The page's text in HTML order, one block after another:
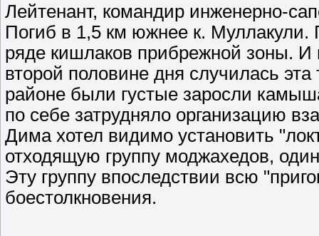
Лейтенант, командир инженерно-
Погиб в 1,5 км южнее к. Муллакули.
ряде кишлаков прибрежной зоны. И
второй половине дня случилась
районе были густые заросли
по себе затрудняло организацию
Дима хотел видимо установить
отходящую группу моджахедов,
Эту группу впоследствии всю
боестолкновения.